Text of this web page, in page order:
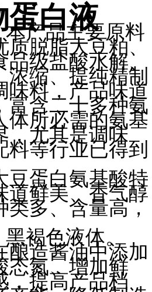
蛋白液
本产品主要原料
质脱脂大豆粕、
品级盐酸水解、
浓缩、提纯精制
味料，产品味道
富含二十多种氨
体所必需的氨基
，尤其是调味
料等行业已得到
豆蛋白氨基酸特
道鲜美、香气醇
类多、含量高，
褐色液体。
酿造酱油中添加
态氮、增加鲜
，提高产品档